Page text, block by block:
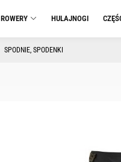
ROWERY HULAJNOGI
SPODNIE, SPODENKI